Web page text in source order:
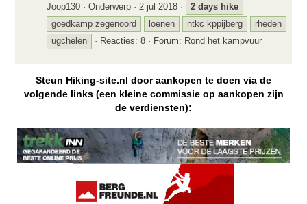
Joop130 Onderwerp 2 jul 2018 2 days hike
goedkamp zegenoord
loenen ntkc kppijberg
rheden
ugchelen
Reacties: 8 Forum: Rond het kampvuur
Steun Hiking-site.nl door aankopen te doen via de
volgende links (een kleine commissie op aankopen zijn
de verdiensten):